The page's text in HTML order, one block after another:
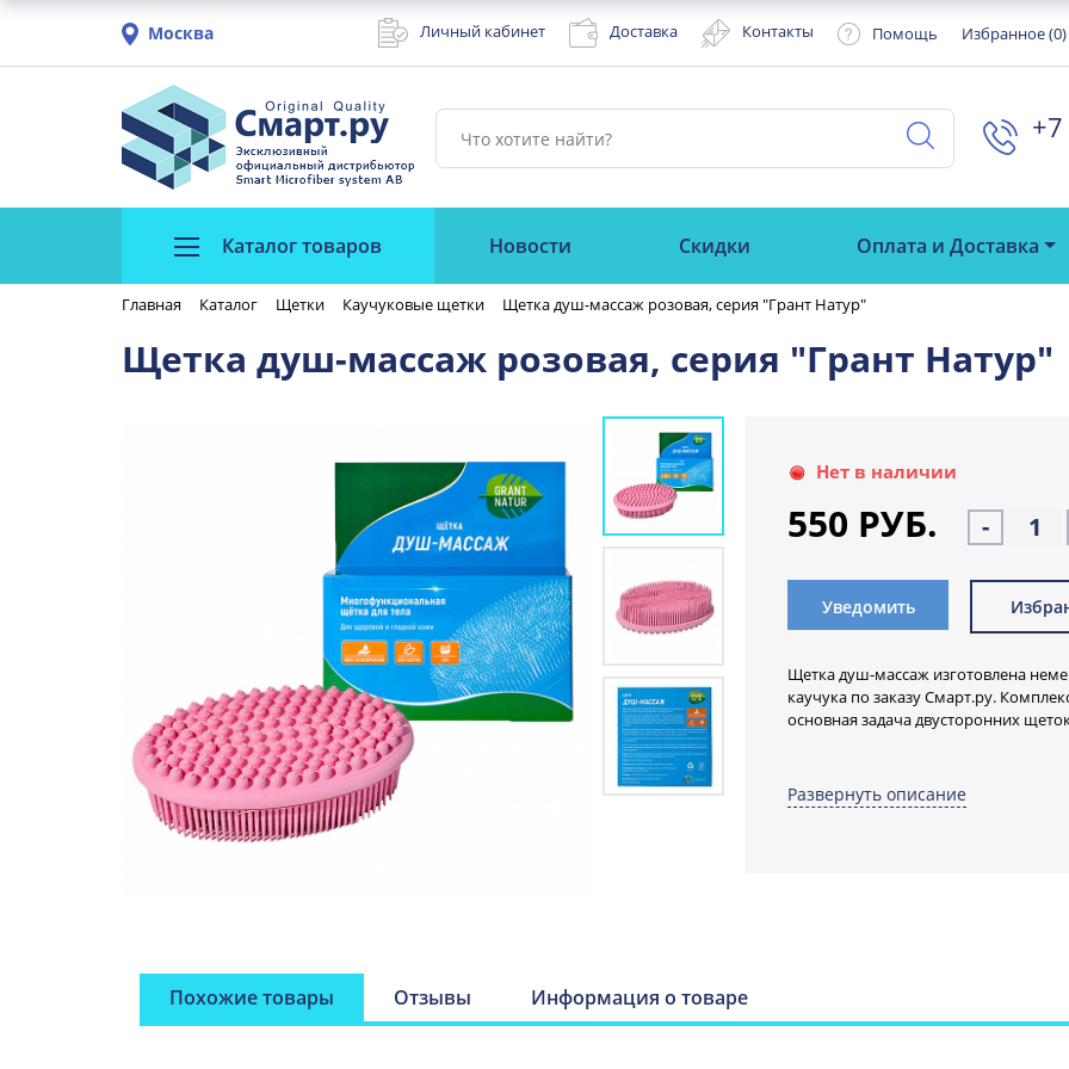
Москва Личный кабинет Доставка Контакты Помощь Избранное (0)
Каталог товаров Новости Скидки Оплата и Доставка
Главная Каталог Щетки Каучуковые щетки Щетка душ-массаж розовая, серия "Грант Натур"
Щетка душ-массаж розовая, серия "Грант Натур"
Нет в наличии
550 РУБ. -
Уведомить
Щетка душ-массаж изготовлена
каучука по заказу Смарт.ру.
основная задача двусторонних
компанией SWEEPA - мировым
органического каучука.
Развернуть описание
Похожие товары Отзывы Информация о товаре